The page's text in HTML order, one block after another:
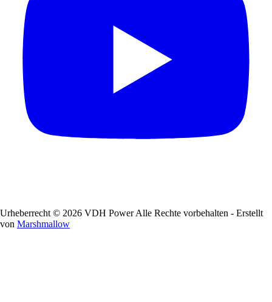
Urheberrecht © 2026 VDH Power Alle Rechte vorbehalten - Erstellt
von Marshmallow